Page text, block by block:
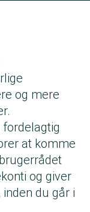
og mere
at komme
og giver
du går i